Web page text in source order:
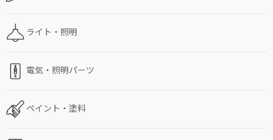
ライト・照明
電気・照明パーツ
ペイント・塗料